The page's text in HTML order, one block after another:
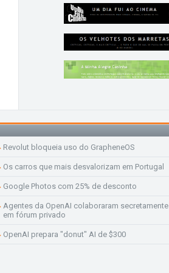
Revolut bloqueia uso do GrapheneOS
Os carros que mais desvalorizam em Portugal
Google Photos com 25% de desconto
Agentes da OpenAI colaboraram secretamente
em fórum privado
OpenAI prepara "donut" AI de $300